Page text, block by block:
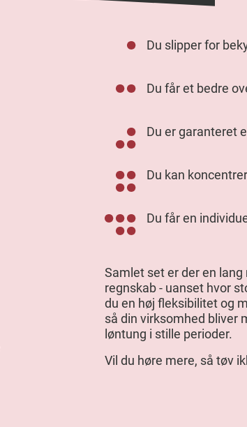
Du slipper for
Du får et bedre
Du er garanteret
Du kan
Du får en
Samlet set er der en
regnskab - uanset hvor
du en høj fleksibilitet og
så din virksomhed bliver
løntung i stille perioder.
Vil du høre mere, så tøv